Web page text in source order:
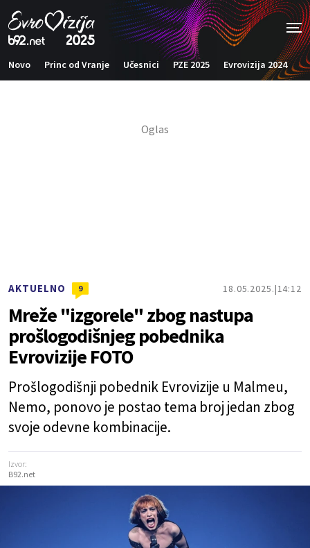
Novo Princ od Vranje Učesnici PZE 2025 Evrovizija 2024
AKTUELNO 9 18.05.2025. 14:12
Mreže "izgorele" zbog nastupa
prošlogodišnjeg pobednika
Evrovizije FOTO
Prošlogodišnji pobednik Evrovizije u Malmeu,
Nemo, ponovo je postao tema broj jedan zbog
svoje odevne kombinacije.
Izvor:
B92.net